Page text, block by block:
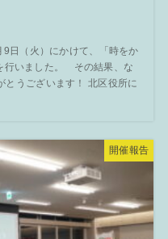
日（火）にかけて、「時をか
行いました。 その結果、な
とうございます！ 北区役所に
開催報告